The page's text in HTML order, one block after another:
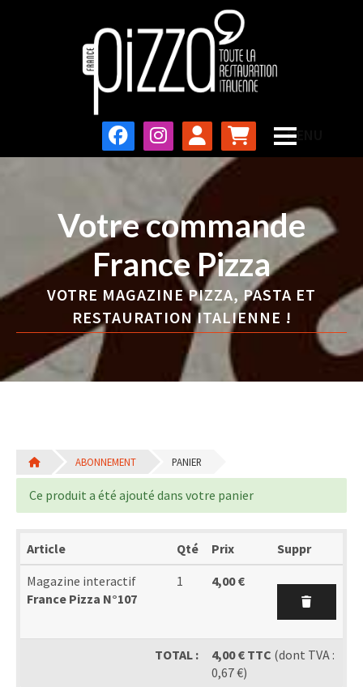
Votre commande
France Pizza
VOTRE MAGAZINE PIZZA, PASTA ET
RESTAURATION ITALIENNE !
ABONNEMENT PANIER
Ce produit a été ajouté dans votre panier
Article Qté Prix
Suppr
Magazine interactif
France Pizza N°107
1 4,00 €
TOTAL : 4,00 € TTC (dont TVA :
0,67 €)